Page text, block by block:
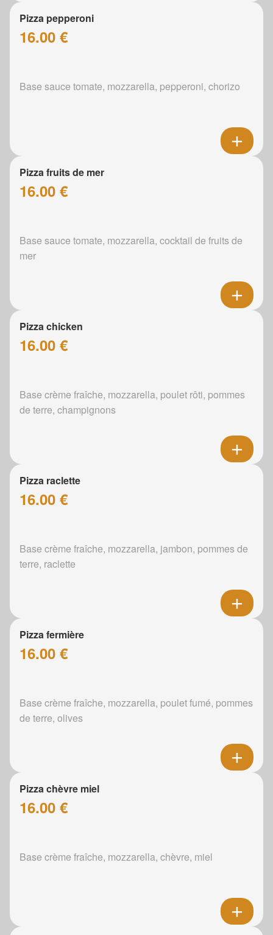
Pizza pepperoni
16.00 €
Base sauce tomate, mozzarella, pepperoni, chorizo
Pizza fruits de mer
16.00 €
Base sauce tomate, mozzarella, cocktail de fruits de
mer
Pizza chicken
16.00 €
Base crème fraîche, mozzarella, poulet rôti, pommes
de terre, champignons
Pizza raclette
16.00 €
Base crème fraîche, mozzarella, jambon, pommes de
terre, raclette
Pizza fermière
16.00 €
Base crème fraîche, mozzarella, poulet fumé, pommes
de terre, olives
Pizza chèvre miel
16.00 €
Base crème fraîche, mozzarella, chèvre, miel